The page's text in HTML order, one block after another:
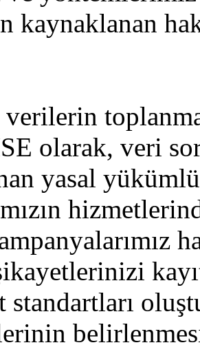
kaynaklanan
olarak, veri
yasal
standartları